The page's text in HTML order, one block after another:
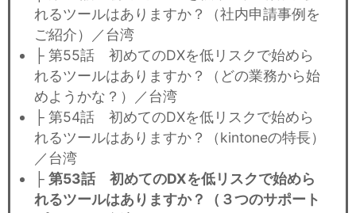
れるツールはありますか？（社内申請事例を
ご紹介）／台湾
├ 第55話 初めてのDXを低リスクで始めら
れるツールはありますか？（どの業務から始
めようかな？）／台湾
├ 第54話 初めてのDXを低リスクで始めら
れるツールはありますか？（kintoneの特長）
／台湾
├ 第53話 初めてのDXを低リスクで始めら
れるツールはありますか？（３つのサポート